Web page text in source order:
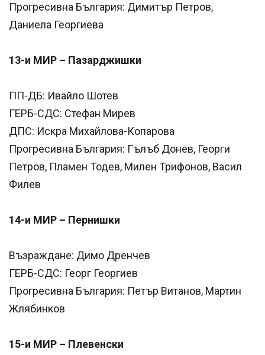
Прогресивна България: Димитър Петров,
Даниела Георгиева
13-и МИР – Пазарджишки
ПП-ДБ: Ивайло Шотев
ГЕРБ-СДС: Стефан Мирев
ДПС: Искра Михайлова-Копарова
Прогресивна България: Гълъб Донев, Георги
Петров, Пламен Тодев, Милен Трифонов, Васил
Филев
14-и МИР – Пернишки
Възраждане: Димо Дренчев
ГЕРБ-СДС: Георг Георгиев
Прогресивна България: Петър Витанов, Мартин
Жлябинков
15-и МИР – Плевенски